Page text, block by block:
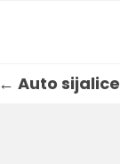
← Auto sijalice